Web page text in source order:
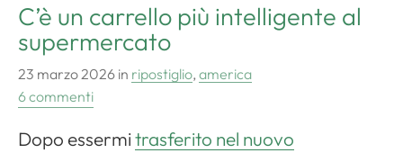
C’è un carrello più intelligente al
supermercato
23 marzo 2026 in ripostiglio, america
6 commenti
Dopo essermitrasferito nel nuovo